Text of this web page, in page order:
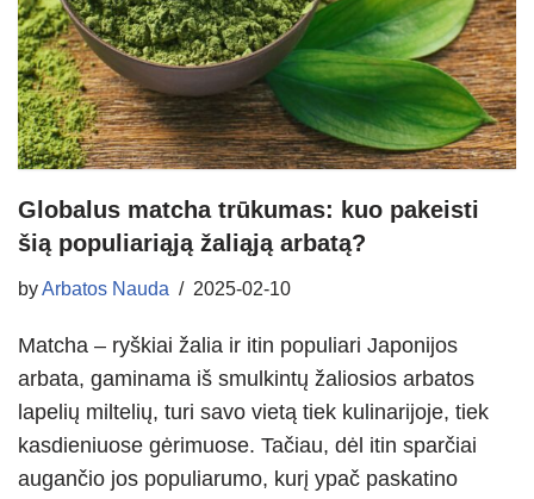
Globalus matcha trūkumas: kuo pakeisti
šią populiariąją žaliąją arbatą?
byArbatos Nauda 2025-02-10
Matcha – ryškiai žalia ir itin populiari Japonijos
arbata, gaminama iš smulkintų žaliosios arbatos
lapelių miltelių, turi savo vietą tiek kulinarijoje, tiek
kasdieniuose gėrimuose. Tačiau, dėl itin sparčiai
augančio jos populiarumo, kurį ypač paskatino